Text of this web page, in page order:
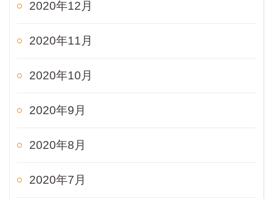
2020年12月
2020年11月
2020年10月
2020年9月
2020年8月
2020年7月